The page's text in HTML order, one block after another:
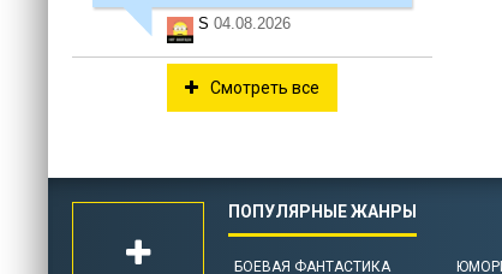
S 04.08.2026
Смотреть все
БОЕВАЯ ФАНТАСТИКА